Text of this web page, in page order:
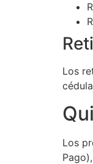
Los
Los